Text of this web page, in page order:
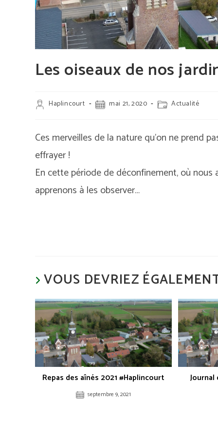
Les oiseaux de nos
Auteur/autrice
de
Haplincourt
Publication
publiée :
mai 21, 2020
Post
category:
Actualité
Ces merveilles de la nature qu’on ne prend
effrayer !
En cette période de déconfinement, où nous
apprenons à les observer…
VOUS DEVRIEZ
Repas des aînés 2021 #Haplincourt
septembre 9, 2021